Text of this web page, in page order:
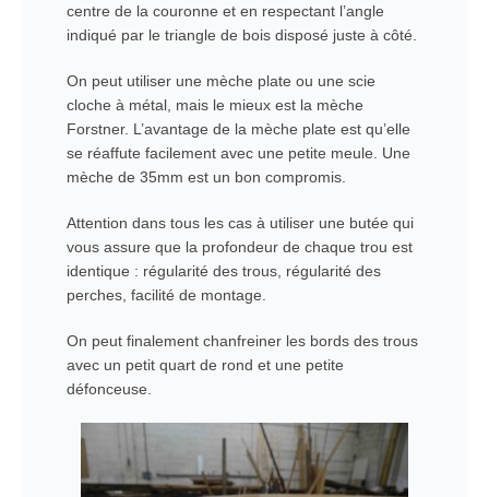
centre de la couronne et en respectant l’angle
indiqué par le triangle de bois disposé juste à côté.
On peut utiliser une mèche plate ou une scie
cloche à métal, mais le mieux est la mèche
Forstner. L’avantage de la mèche plate est qu’elle
se réaffute facilement avec une petite meule. Une
mèche de 35mm est un bon compromis.
Attention dans tous les cas à utiliser une butée qui
vous assure que la profondeur de chaque trou est
identique : régularité des trous, régularité des
perches, facilité de montage.
On peut finalement chanfreiner les bords des trous
avec un petit quart de rond et une petite
défonceuse.